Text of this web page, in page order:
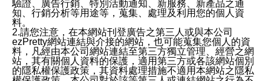
驗證、廣告行銷、特別活動通知、新服務、新產品之通
知、行銷分析等用途等，蒐集、處理及利用您的個人資
料。
2.請您注意，在本網站刊登廣告之第三人或與本公司
ezPretty網站連結與介接的網站，也可能蒐集您個人的資
料，凡經由本公司網站連結至第三方獨立管理、經營之網
站，其有關個人資料的保護，適用第三方或各該網站個別
的隱私權保護政策，其資料處理措施不適用本網站之隱私